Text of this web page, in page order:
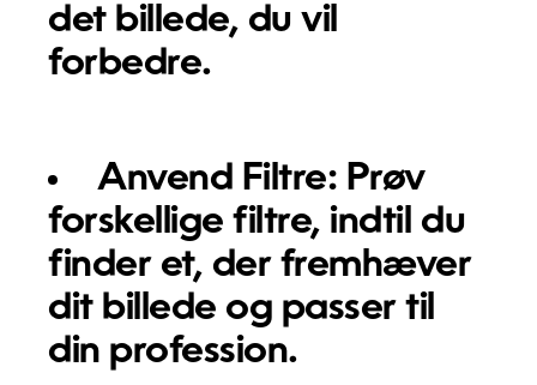
det billede, du vil
forbedre.
Anvend Filtre: Prøv
forskellige filtre, indtil du
finder et, der fremhæver
dit billede og passer til
din profession.